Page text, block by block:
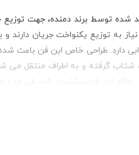
شده توسط برند دمنده، جهت
به توزیع یکنواخت جریان دارند
دارد. طراحی خاص این فن باعث
شتاب گرفته و به اطراف منتقل می
واقع این فن بیشتر در شرایطی مورد